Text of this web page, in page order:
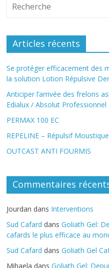
Articles récents
Se protéger efficacement des
la solution Lotion Répulsive
Anticiper l’arrivée des frelons
Edialux / Absolut Professionnel
PERMAX 100 EC
REPELINE – Répulsif
OUTCAST ANTI FOURMIS
Commentaires
Jourdan dans Interventions
Sud Cafard dansGoliath Gel:
cafards le plus efficace au
Sud Cafard dansGoliath Gel
Mihaela dansGoliath Gel: